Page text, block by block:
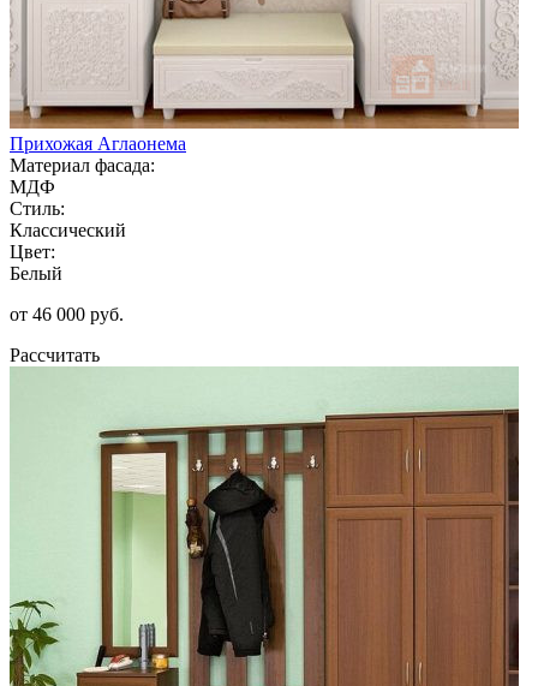
Прихожая Аглаонема
Материал фасада:
МДФ
Стиль:
Классический
Цвет:
Белый
от 46 000 руб.
Рассчитать